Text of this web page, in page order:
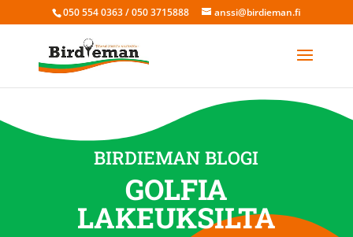
050 554 0363 / 050 3715888 anssi@birdieman.fi
BIRDIEMAN BLOGI
GOLFIA
LAKEUKSILTA